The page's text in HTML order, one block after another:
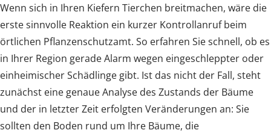
Wenn sich in Ihren Kiefern Tierchen breitmachen, wäre die
erste sinnvolle Reaktion ein kurzer Kontrollanruf beim
örtlichen Pflanzenschutzamt. So erfahren Sie schnell, ob es
in Ihrer Region gerade Alarm wegen eingeschleppter oder
einheimischer Schädlinge gibt. Ist das nicht der Fall, steht
zunächst eine genaue Analyse des Zustands der Bäume
und der in letzter Zeit erfolgten Veränderungen an: Sie
sollten den Boden rund um Ihre Bäume, die